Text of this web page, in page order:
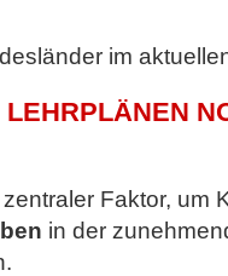
im
Faktor, um
in der